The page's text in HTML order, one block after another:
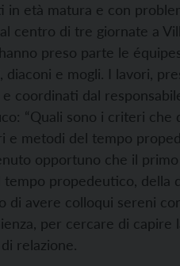
età matura e con
centro di tre giornate a
preso parte le
e mogli. I lavori,
coordinati dal
“Quali sono i criteri che
e metodi del tempo
opportuno che il
propedeutico, della
di avere colloqui sereni
per cercare di capire
relazione.